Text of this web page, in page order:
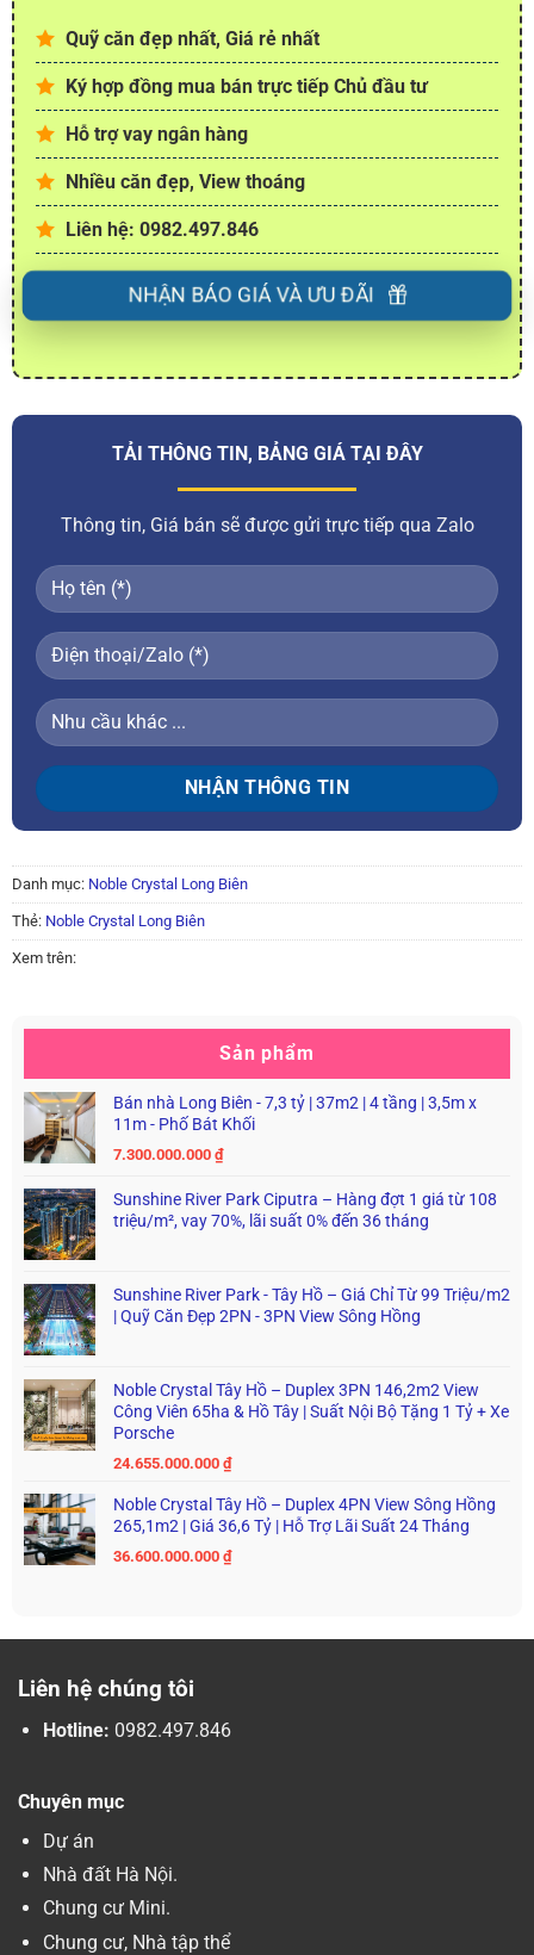
Quỹ căn đẹp nhất, Giá rẻ nhất
Ký hợp đồng mua bán trực tiếp Chủ đầu tư
Hỗ trợ vay ngân hàng
Nhiều căn đẹp, View thoáng
Liên hệ: 0982.497.846
NHẬN BÁO GIÁ VÀ ƯU ĐÃI
TẢI THÔNG TIN, BẢNG GIÁ TẠI ĐÂY
Thông tin, Giá bán sẽ được gửi trực tiếp qua Zalo
Danh mục: Noble Crystal Long Biên
Thẻ: Noble Crystal Long Biên
Xem trên:
Sản phẩm
Bán nhà Long Biên - 7,3 tỷ | 37m2 | 4 tầng | 3,5m x
11m - Phố Bát Khối
7.300.000.000 ₫
Sunshine River Park Ciputra – Hàng đợt 1 giá từ 108
triệu/m², vay 70%, lãi suất 0% đến 36 tháng
Sunshine River Park - Tây Hồ – Giá Chỉ Từ 99 Triệu/m2
| Quỹ Căn Đẹp 2PN - 3PN View Sông Hồng
Noble Crystal Tây Hồ – Duplex 3PN 146,2m2 View
Công Viên 65ha & Hồ Tây | Suất Nội Bộ Tặng 1 Tỷ + Xe
Porsche
24.655.000.000 ₫
Noble Crystal Tây Hồ – Duplex 4PN View Sông Hồng
265,1m2 | Giá 36,6 Tỷ | Hỗ Trợ Lãi Suất 24 Tháng
36.600.000.000 ₫
Liên hệ chúng tôi
Hotline: 0982.497.846
Chuyên mục
Dự án
Nhà đất Hà Nội.
Chung cư Mini.
Chung cư, Nhà tập thể